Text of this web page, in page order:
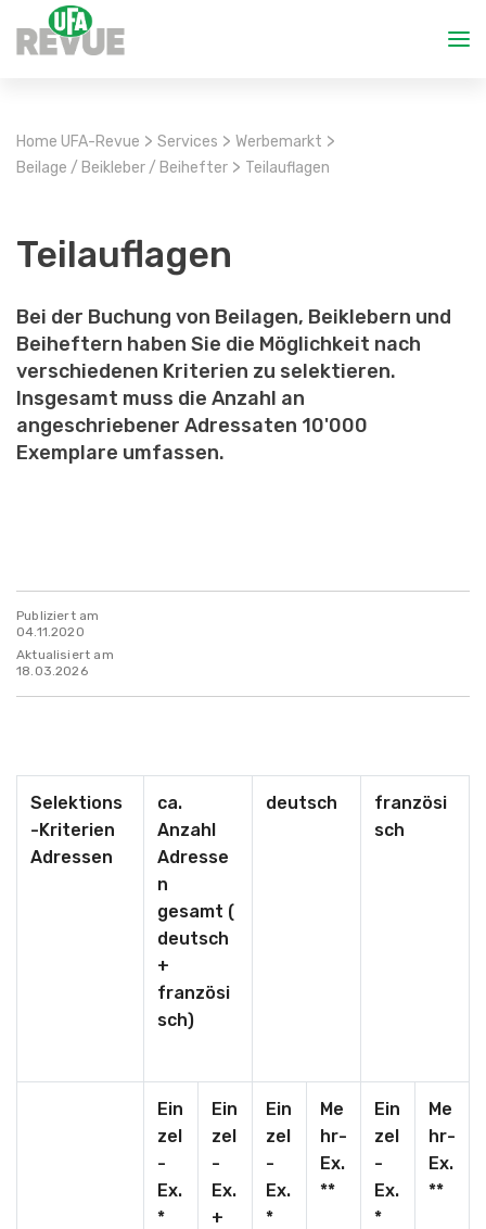
Home UFA-Revue > Services > Werbemarkt >
Beilage / Beikleber / Beihefter > Teilauflagen
Teilauflagen
Bei der Buchung von Beilagen, Beiklebern und
Beiheftern haben Sie die Möglichkeit nach
verschiedenen Kriterien zu selektieren.
Insgesamt muss die Anzahl an
angeschriebener Adressaten 10'000
Exemplare umfassen.
Publiziert am
04.11.2020
Aktualisiert am
18.03.2026
Selektions
-Kriterien
Adressen
ca.
Anzahl
Adresse
n
gesamt (
deutsch
+
französi
sch)
deutsch
französi
sch
Ein
zel
-
Ex.
*
Ein
zel
-
Ex.
+
Ein
zel
-
Ex.
*
Me
hr-
Ex.
**
Ein
zel
-
Ex.
*
Me
hr-
Ex.
**